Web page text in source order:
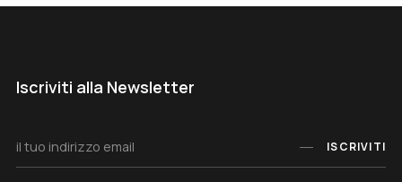
Iscriviti alla Newsletter
ISCRIVITI